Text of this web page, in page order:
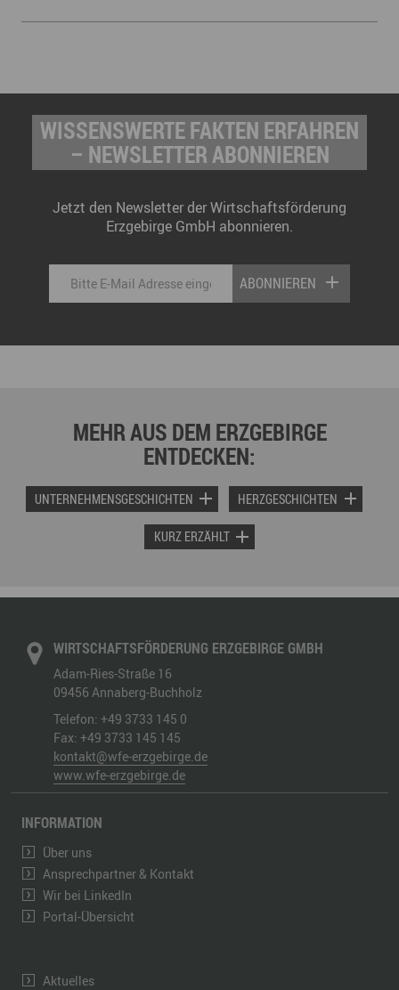
WISSENSWERTE FAKTEN ERFAHREN
– NEWSLETTER ABONNIEREN
Jetzt den Newsletter der Wirtschaftsförderung
Erzgebirge GmbH abonnieren.
ABONNIEREN
MEHR AUS DEM ERZGEBIRGE
ENTDECKEN:
UNTERNEHMENSGESCHICHTEN HERZGESCHICHTEN
KURZ ERZÄHLT
WIRTSCHAFTSFÖRDERUNG ERZGEBIRGE GMBH
Adam-Ries-Straße 16
09456 Annaberg-Buchholz
Telefon: +49 3733 145 0
Fax: +49 3733 145 145
kontakt@wfe-erzgebirge.de
www.wfe-erzgebirge.de
INFORMATION
Über uns
Ansprechpartner & Kontakt
Wir bei LinkedIn
Portal-Übersicht
Aktuelles